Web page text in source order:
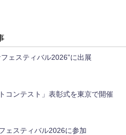
ェスティバル2026”に出展
コンテスト」表彰式を東京で開催
ェスティバル2026に参加